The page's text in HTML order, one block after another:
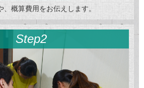
概算費用をお伝えします。
Step2